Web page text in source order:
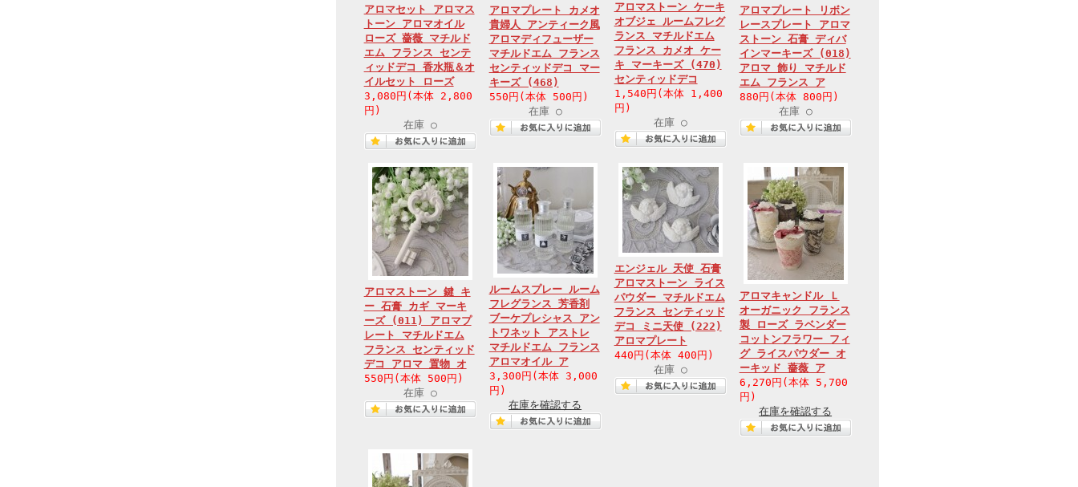
アロマセット アロマス
トーン アロマオイル
ローズ 薔薇 マチルド
エム フランス センテ
ィッドデコ 香水瓶＆オ
イルセット ローズ
3,080円(本体 2,800
円)
在庫 ○
アロマプレート カメオ
貴婦人 アンティーク風
アロマディフューザー
マチルドエム フランス
センティッドデコ マー
キーズ (468)
550円(本体 500円)
在庫 ○
アロマストーン ケーキ
オブジェ ルームフレグ
ランス マチルドエム
フランス カメオ ケー
キ マーキーズ (470)
センティッドデコ
1,540円(本体 1,400
円)
在庫 ○
アロマプレート リボン
レースプレート アロマ
ストーン 石膏 ディバ
インマーキーズ (018)
アロマ 飾り マチルド
エム フランス ア
880円(本体 800円)
在庫 ○
アロマストーン 鍵 キ
ー 石膏 カギ マーキ
ーズ (011) アロマプ
レート マチルドエム
フランス センティッド
デコ アロマ 置物 オ
550円(本体 500円)
在庫 ○
ルームスプレー ルーム
フレグランス 芳香剤
ブーケプレシャス アン
トワネット アストレ
マチルドエム フランス
アロマオイル ア
3,300円(本体 3,000
円)
在庫を確認する
エンジェル 天使 石膏
アロマストーン ライス
パウダー マチルドエム
フランス センティッド
デコ ミニ天使 (222)
アロマプレート
440円(本体 400円)
在庫 ○
アロマキャンドル Ｌ
オーガニック フランス
製 ローズ ラベンダー
コットンフラワー フィ
グ ライスパウダー オ
ーキッド 薔薇 ア
6,270円(本体 5,700
円)
在庫を確認する